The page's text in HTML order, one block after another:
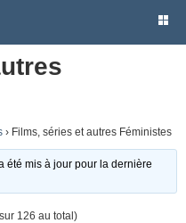
› Films, séries et autres Féministes
été mis à jour pour la dernière
126 au total)